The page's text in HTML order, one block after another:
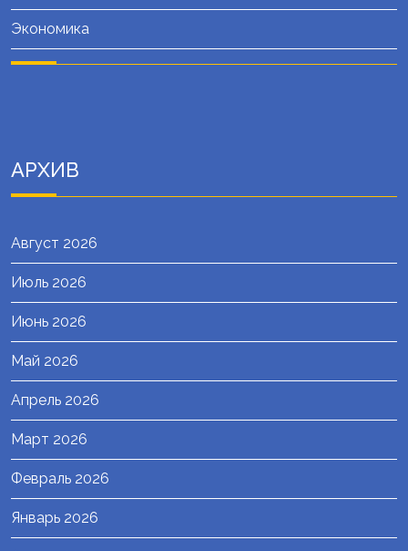
Экономика
АРХИВ
Август 2026
Июль 2026
Июнь 2026
Май 2026
Апрель 2026
Март 2026
Февраль 2026
Январь 2026